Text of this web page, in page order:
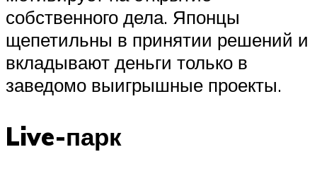
собственного дела. Японцы
щепетильны в принятии решений и
вкладывают деньги только в
заведомо выигрышные проекты.
Live-парк